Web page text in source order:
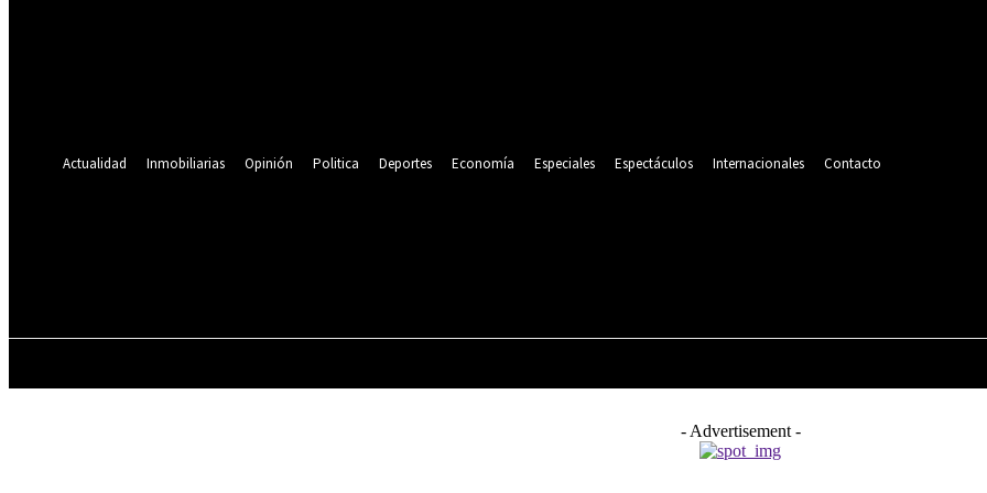
Actualidad
Inmobiliarias Opinión Politica Deportes Economía Especiales Espectáculos Internacionales Contacto
- Advertisement -